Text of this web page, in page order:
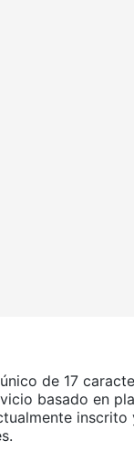
de 17
basado en